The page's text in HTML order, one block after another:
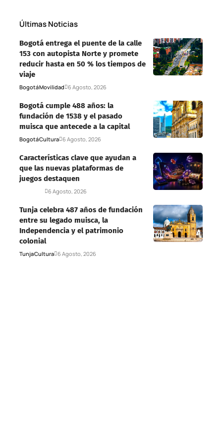
Últimas Noticias
Bogotá entrega el puente de la calle
153 con autopista Norte y promete
reducir hasta en 50 % los tiempos de
viaje
BogotáMovilidad 6 Agosto, 2026
Bogotá cumple 488 años: la
fundación de 1538 y el pasado
muisca que antecede a la capital
BogotáCultura 6 Agosto, 2026
Características clave que ayudan a
que las nuevas plataformas de
juegos destaquen
6 Agosto, 2026
Tunja celebra 487 años de fundación
entre su legado muisca, la
Independencia y el patrimonio
colonial
TunjaCultura 6 Agosto, 2026